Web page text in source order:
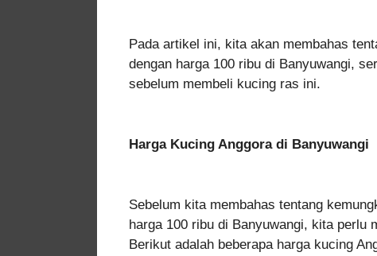
Pada artikel ini, kita akan membahas
dengan harga 100 ribu di Banyuwangi,
sebelum membeli kucing ras ini.
Harga Kucing Anggora di Banyuwangi
Sebelum kita membahas tentang
harga 100 ribu di Banyuwangi, kita perlu
Berikut adalah beberapa harga kucing